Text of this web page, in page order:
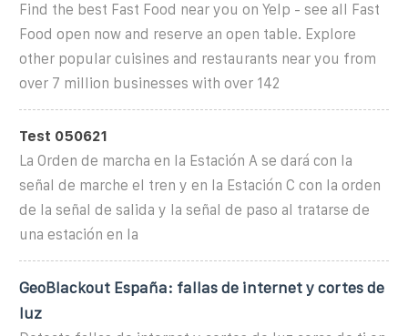
Find the best Fast Food near you on Yelp - see all Fast
Food open now and reserve an open table. Explore
other popular cuisines and restaurants near you from
over 7 million businesses with over 142
Test 050621
La Orden de marcha en la Estación A se dará con la
señal de marche el tren y en la Estación C con la orden
de la señal de salida y la señal de paso al tratarse de
una estación en la
GeoBlackout España: fallas de internet y cortes de
luz